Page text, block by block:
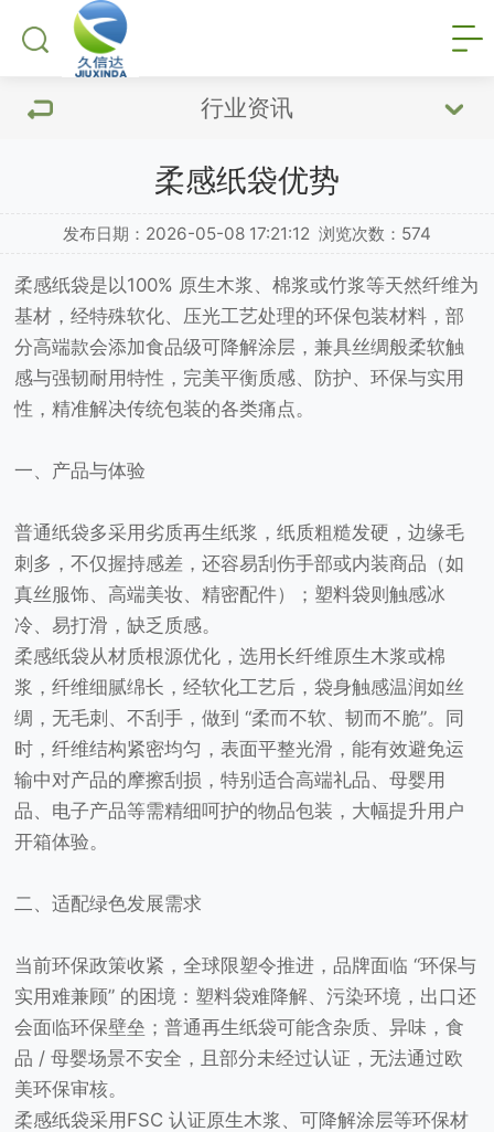
行业资讯
柔感纸袋优势
发布日期：2026-05-08 17:21:12 浏览次数： 574
柔感纸袋是以100% 原生木浆、棉浆或竹浆等天然纤维为
基材，经特殊软化、压光工艺处理的环保包装材料，部
分高端款会添加食品级可降解涂层，兼具丝绸般柔软触
感与强韧耐用特性，完美平衡质感、防护、环保与实用
性，精准解决传统包装的各类痛点。
一、产品与体验
普通纸袋多采用劣质再生纸浆，纸质粗糙发硬，边缘毛
刺多，不仅握持感差，还容易刮伤手部或内装商品（如
真丝服饰、高端美妆、精密配件）；塑料袋则触感冰
冷、易打滑，缺乏质感。
柔感纸袋从材质根源优化，选用长纤维原生木浆或棉
浆，纤维细腻绵长，经软化工艺后，袋身触感温润如丝
绸，无毛刺、不刮手，做到 “柔而不软、韧而不脆”。同
时，纤维结构紧密均匀，表面平整光滑，能有效避免运
输中对产品的摩擦刮损，特别适合高端礼品、母婴用
品、电子产品等需精细呵护的物品包装，大幅提升用户
开箱体验。
二、适配绿色发展需求
当前环保政策收紧，全球限塑令推进，品牌面临 “环保与
实用难兼顾” 的困境：塑料袋难降解、污染环境，出口还
会面临环保壁垒；普通再生纸袋可能含杂质、异味，食
品 / 母婴场景不安全，且部分未经过认证，无法通过欧
美环保审核。
柔感纸袋采用FSC 认证原生木浆、可降解涂层等环保材